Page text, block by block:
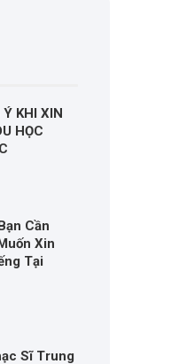
KHI XIN
HỌC
Cần
Xin
Tại
Sĩ Trung